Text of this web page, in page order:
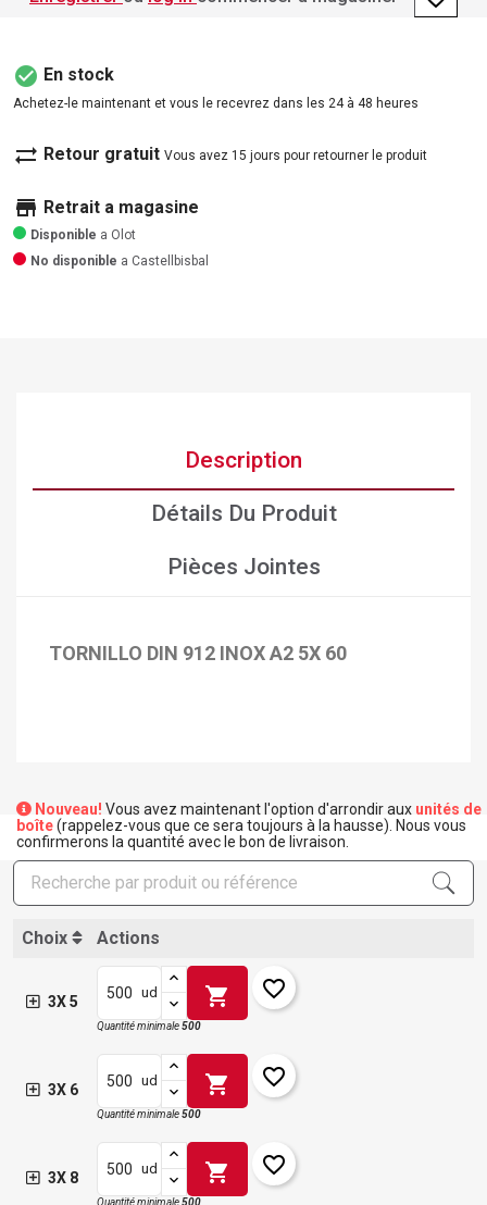
check_circle En stock
Achetez-le maintenant et vous le recevrez dans les 24 à 48 heures
sync_alt Retour gratuit Vous avez 15 jours pour retourner le produit
store Retrait a magasine
Disponible a Olot
No disponible a Castellbisbal
Description
Détails Du Produit
Pièces Jointes
TORNILLO DIN 912 INOX A2 5X 60
Nouveau! Vous avez maintenant l'option d'arrondir aux unités de
boîte(rappelez-vous que ce sera toujours à la hausse). Nous vous
confirmerons la quantité avec le bon de livraison.
Choix Actions
3X 5
ud shopping_cart favorite_border
Quantité minimale500
3X 6
ud shopping_cart favorite_border
Quantité minimale500
3X 8
ud shopping_cart favorite_border
Quantité minimale500